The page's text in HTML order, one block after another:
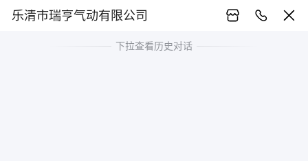
乐清市瑞亨气动有限公司
下拉查看历史对话